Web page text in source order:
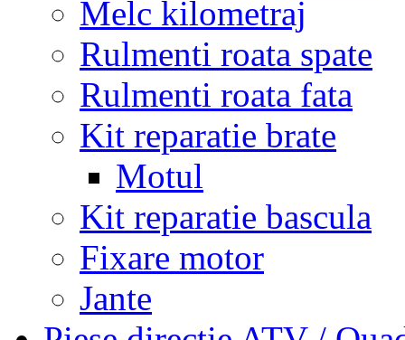
Melc kilometraj
Rulmenti roata spate
Rulmenti roata fata
Kit reparatie brate
Motul
Kit reparatie bascula
Fixare motor
Jante